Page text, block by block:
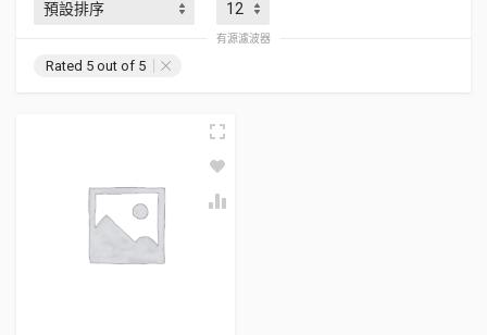
有源濾波器
Rated 5 out of 5